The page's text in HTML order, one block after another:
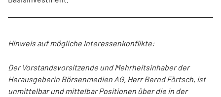
Hinweis auf mögliche Interessenkonflikte:
Der Vorstandsvorsitzende und Mehrheitsinhaber der
Herausgeberin Börsenmedien AG, Herr Bernd Förtsch, ist
unmittelbar und mittelbar Positionen über die in der